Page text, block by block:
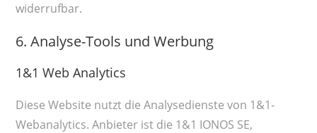
widerrufbar.
6. Analyse-Tools und Werbung
1&1 Web Analytics
Diese Website nutzt die Analysedienste von 1&1-
Webanalytics. Anbieter ist die 1&1 IONOS SE,